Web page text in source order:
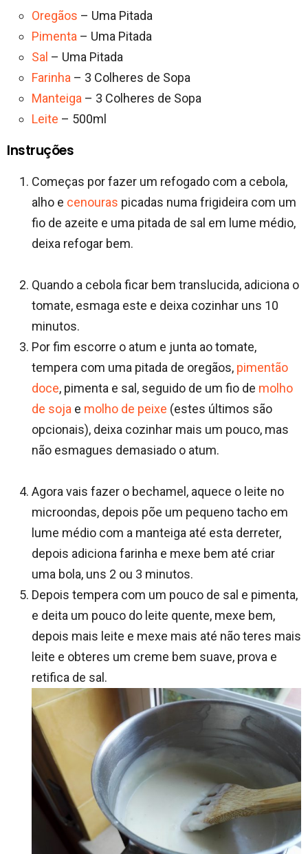
Oregãos – Uma Pitada
Pimenta – Uma Pitada
Sal – Uma Pitada
Farinha – 3 Colheres de Sopa
Manteiga – 3 Colheres de Sopa
Leite – 500ml
Instruções
Começas por fazer um refogado com a cebola,
alho e cenouras picadas numa frigideira com um
fio de azeite e uma pitada de sal em lume médio,
deixa refogar bem.
Quando a cebola ficar bem translucida, adiciona o
tomate, esmaga este e deixa cozinhar uns 10
minutos.
Por fim escorre o atum e junta ao tomate,
tempera com uma pitada de oregãos, pimentão
doce, pimenta e sal, seguido de um fio de molho
de soja e molho de peixe (estes últimos são
opcionais), deixa cozinhar mais um pouco, mas
não esmagues demasiado o atum.
Agora vais fazer o bechamel, aquece o leite no
microondas, depois põe um pequeno tacho em
lume médio com a manteiga até esta derreter,
depois adiciona farinha e mexe bem até criar
uma bola, uns 2 ou 3 minutos.
Depois tempera com um pouco de sal e pimenta,
e deita um pouco do leite quente, mexe bem,
depois mais leite e mexe mais até não teres mais
leite e obteres um creme bem suave, prova e
retifica de sal.